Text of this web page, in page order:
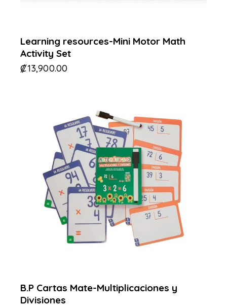
Learning resources-Mini Motor Math
Activity Set
₡13,900.00
B.P Cartas Mate-Multiplicaciones y
Divisiones